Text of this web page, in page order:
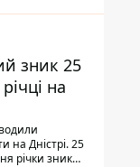
зник 25
на
на Дністрі. 25
річки зник